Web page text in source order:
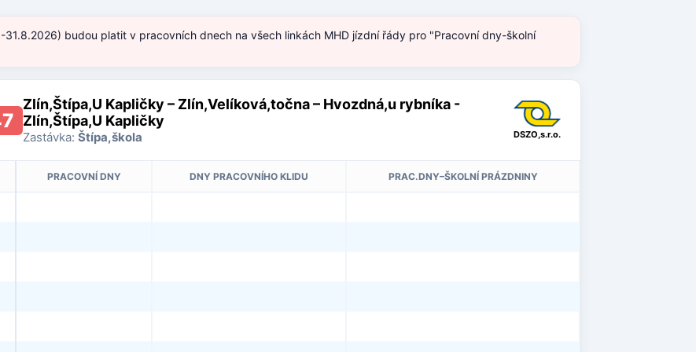
31.8.2026) budou platit v pracovních dnech na všech linkách MHD jízdní řády pro "Pracovní dny-školní
Zlín,Štípa,U Kapličky – Zlín,Velíková,točna – Hvozdná,u rybníka -
Zlín,Štípa,U Kapličky
Zastávka: Štípa,škola DSZO,s.r.o.
PRACOVNÍ DNY DNY PRACOVNÍHO KLIDU PRAC.DNY–ŠKOLNÍ PRÁZDNINY